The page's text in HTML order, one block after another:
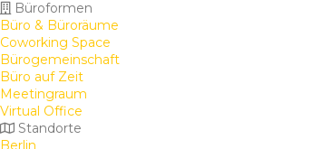
Büroformen
Büro & Büroräume
Coworking Space
Bürogemeinschaft
Büro auf Zeit
Meetingraum
Virtual Office
Standorte
Berlin